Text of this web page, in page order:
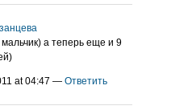
мальчик) а теперь еще и 9
at 04:47 — Ответить